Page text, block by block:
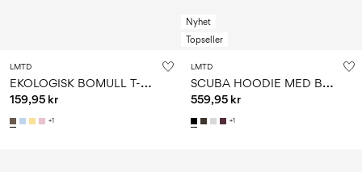
LMTD
E
KOLOGISK BOMULL T-SHIRT
159,95 kr
+1
Nyhet
Topseller
LMTD
S
CUBA HOODIE MED BLIXTLÅS
559,95 kr
+1